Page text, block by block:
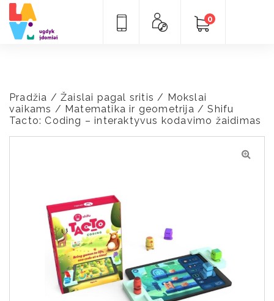
0
Pradžia /Žaislai pagal sritis / Mokslai
vaikams / Matematika ir geometrija / Shifu
Tacto: Coding – interaktyvus kodavimo žaidimas